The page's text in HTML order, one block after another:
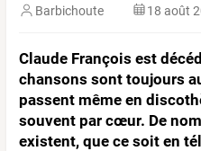
Barbichoute 18 août
Claude François est
chansons sont toujours
passent même en
souvent par cœur. De
existent, que ce soit en